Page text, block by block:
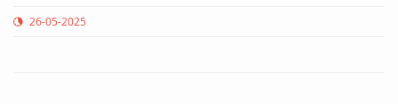
26-05-2025